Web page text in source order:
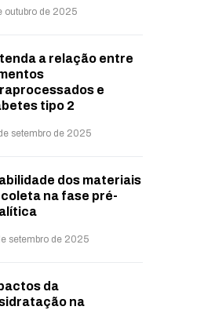
outubro de 2025
a relação entre
e
tipo 2
setembro de 2025
dos materiais
coleta na fase pré-
setembro de 2025
da
na